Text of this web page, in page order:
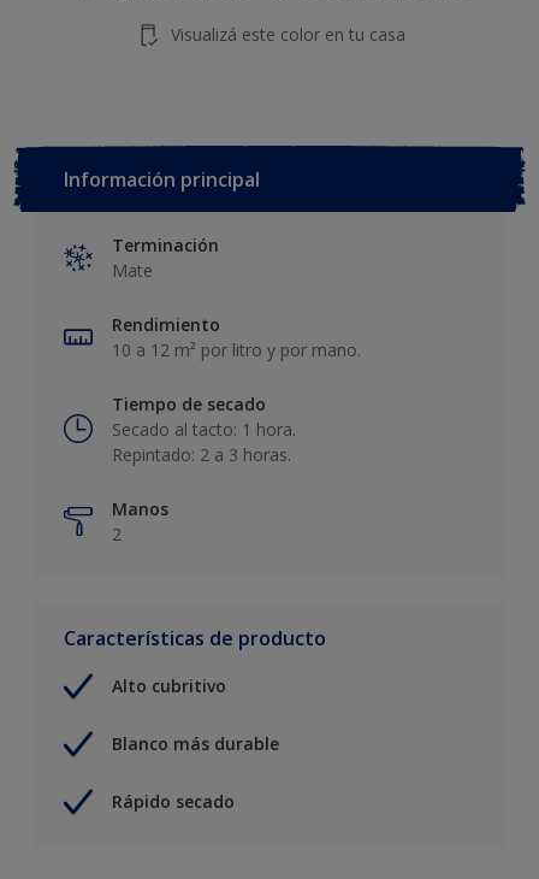
Visualizá este color en tu casa
Información principal
Terminación
Mate
Rendimiento
10 a 12 m² por litro y por mano.
Tiempo de secado
Secado al tacto: 1 hora.
Repintado: 2 a 3 horas.
Manos
2
Características de producto
Alto cubritivo
Blanco más durable
Rápido secado